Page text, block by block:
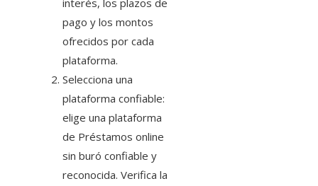
interés, los plazos de
pago y los montos
ofrecidos por cada
plataforma.
Selecciona una
plataforma confiable:
elige una plataforma
de Préstamos online
sin buró confiable y
reconocida. Verifica la